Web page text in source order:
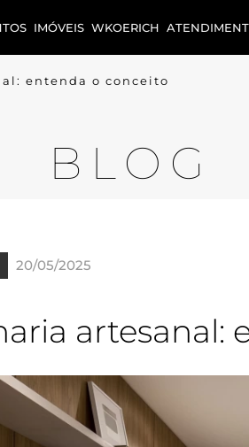
IMÓVEIS WKOERICH
entenda o conceito
BLOG
20/05/2025
artesanal: